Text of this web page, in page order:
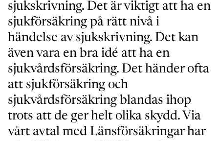
sjukskrivning. Det är viktigt att ha en
sjukförsäkring på rätt nivå i
händelse av sjukskrivning. Det kan
även vara en bra idé att ha en
sjukvårdsförsäkring. Det händer ofta
att sjukförsäkring och
sjukvårdsförsäkring blandas ihop
trots att de ger helt olika skydd. Via
vårt avtal med Länsförsäkringar har